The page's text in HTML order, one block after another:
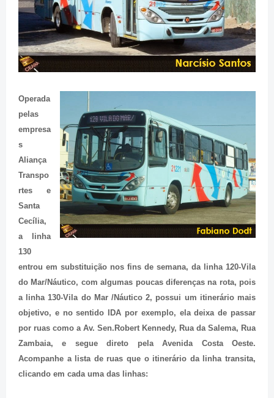
Operada
pelas
empresa
s
Aliança
Transpo
rtes e
Santa
Cecília,
a linha
130
entrou em substituição nos fins de semana, da linha 120-Vila
do Mar/Náutico, com algumas poucas diferenças na rota, pois
a linha 130-Vila do Mar /Náutico 2, possui um itinerário mais
objetivo, e no sentido IDA por exemplo, ela deixa de passar
por ruas como a Av. Sen.Robert Kennedy, Rua da Salema, Rua
Zambaia, e segue direto pela Avenida Costa Oeste.
Acompanhe a lista de ruas que o itinerário da linha transita,
clicando em cada uma das linhas: